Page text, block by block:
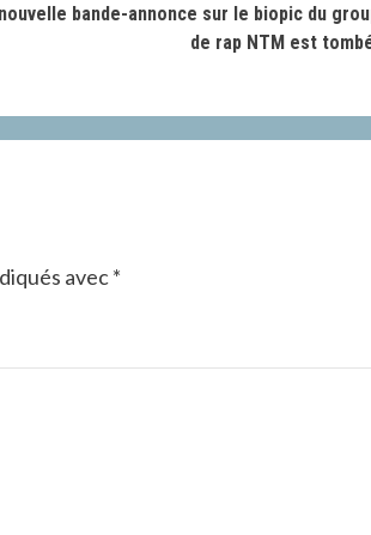
nouvelle bande-annonce sur le biopic du
de rap NTM est
avec*